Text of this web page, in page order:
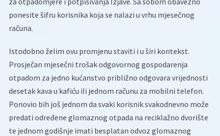
ponesite šifru korisnika koja se nalazi u vrhu mjesečnog
računa.
Istodobno želim ovu promjenu staviti i u širi kontekst.
Prosječan mjesečni trošak odgovornog gospodarenja
otpadom za jedno kućanstvo približno odgovara vrijednosti
desetak kava u kafiću ili jednom računu za mobilni telefon.
Ponovio bih još jednom da svaki korisnik svakodnevno može
predati određene glomaznog otpada na reciklažno dvorište
te jednom godišnje imati besplatan odvoz glomaznog